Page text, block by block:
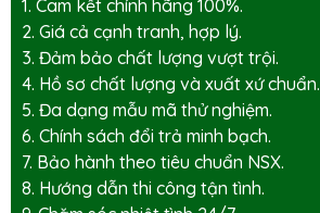
1. Cam kết chính hãng 100%.
2. Giá cả cạnh tranh, hợp lý.
3. Đảm bảo chất lượng vượt trội.
4. Hồ sơ chất lượng và xuất xứ chuẩn.
5. Đa dạng mẫu mã thử nghiệm.
6. Chính sách đổi trả minh bạch.
7. Bảo hành theo tiêu chuẩn NSX.
8. Hướng dẫn thi công tận tình.